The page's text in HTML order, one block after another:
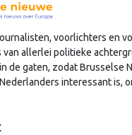
en dat komt vooral
voorlichters en
van allerlei politieke
de gaten, zodat Brusselse
interessant is,